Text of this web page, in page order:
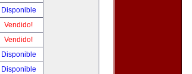
Disponible
Vendido!
Vendido!
Disponible
Disponible